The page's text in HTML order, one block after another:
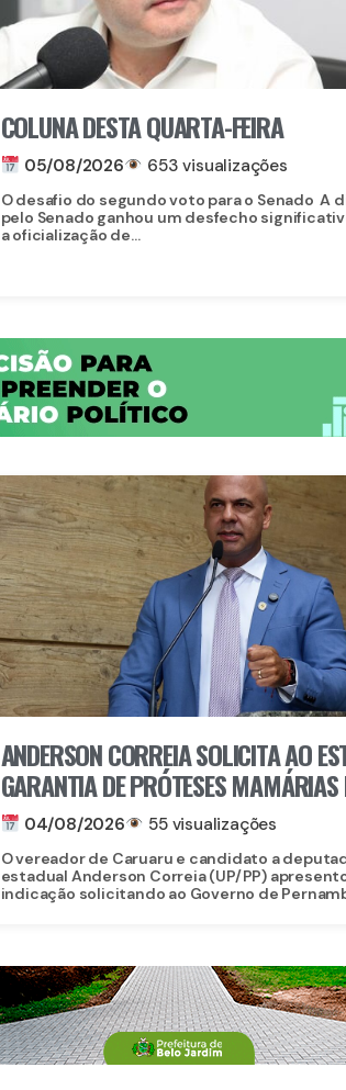
COLUNA DESTA QUARTA-FEIRA
05/08/2026 653 visualizações
O desafio do segundo voto para o Senado A
pelo Senado ganhou um desfecho
a oficialização de...
ANDERSON CORREIA SOLICITA AO
GARANTIA DE PRÓTESES MAMÁRIAS
RECONSTRUÇÃO PARA MULHERES QUE
VENCERAM O CÂNCER
04/08/2026 55 visualizações
O vereador de Caruaru e candidato a
estadual Anderson Correia (UP/PP)
indicação solicitando ao Governo de